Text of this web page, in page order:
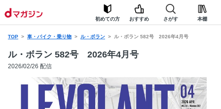
初めての方 おすすめ さがす 本棚
TOP 車・バイク・乗り物 ル・ボラン ル・ボラン 582号 2026年4月号
ル・ボラン 582号 2026年4月号
2026/02/26 配信